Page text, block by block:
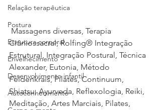
Relação terapêutica
Postura
Estrutura corporal
Envelhecimento
Desenvolvimento infantil
Autoconhecimento
Crâniossacral, Rolfing® Integração
Estrutural, Integração Postural, Técnica
Alexander, Eutonia, Método
Feldenkrais, Pilates, Continuum,
Shiatsu, Ayurveda, Reflexologia, Reiki,
Meditação, Artes Marciais, Pilates,